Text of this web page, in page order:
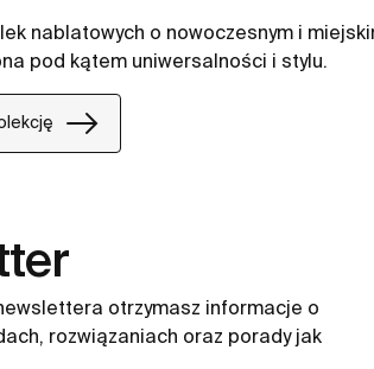
nablatowych o nowoczesnym i
pod kątem uniwersalności i stylu.
otrzymasz informacje o
rozwiązaniach oraz porady jak